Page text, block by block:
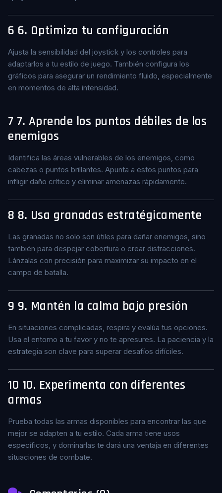
6 6. Optimiza tu configuración
Ajusta la sensibilidad del joystick y los controles para
adaptarlos a tu estilo de juego. También configura los
gráficos para asegurar un rendimiento fluido, especialmente
en momentos de alta intensidad.
7 7. Aprende los puntos débiles de los
enemigos
Identifica las áreas vulnerables de los enemigos, como
cabezas o puntos brillantes. Apunta a estos puntos para
infligir daño crítico y eliminar amenazas rápidamente.
8 8. Usa granadas estratégicamente
Las granadas no solo son útiles para dañar enemigos, sino
también para despejar cobertura o crear distracciones.
Lánzalas con precisión para maximizar su impacto en el
campo de batalla.
9 9. Mantén la calma bajo presión
En situaciones complicadas, respira y evalúa tus opciones.
Usa el entorno a tu favor y no te apresures. La paciencia y la
estrategia son clave para superar desafíos difíciles.
10 10. Experimenta con diferentes
armas
Prueba todas las armas disponibles para encontrar las que
mejor se adapten a tu estilo. Cada arma tiene usos
específicos, y dominarlas te dará una ventaja en diferentes
situaciones de combate.